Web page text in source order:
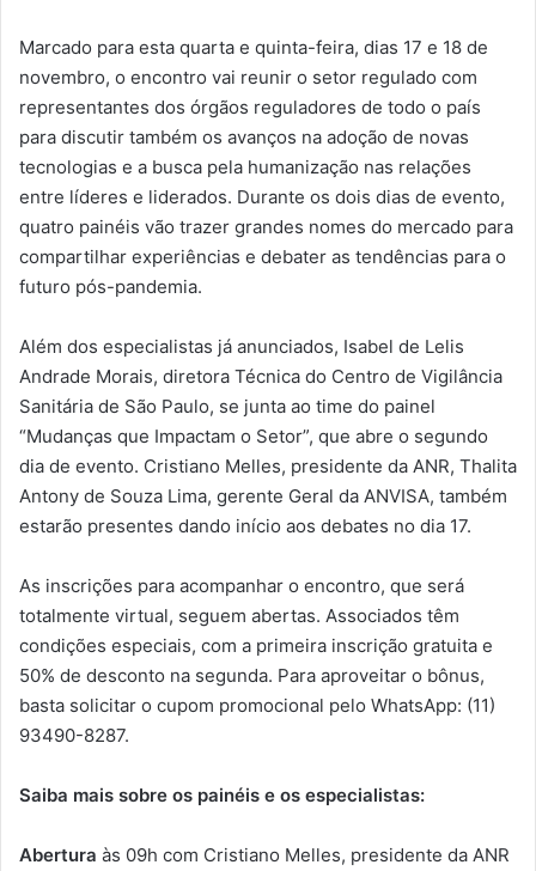
Marcado para esta quarta e quinta-feira, dias 17 e 18 de
novembro, o encontro vai reunir o setor regulado com
representantes dos órgãos reguladores de todo o país
para discutir também os avanços na adoção de novas
tecnologias e a busca pela humanização nas relações
entre líderes e liderados. Durante os dois dias de evento,
quatro painéis vão trazer grandes nomes do mercado para
compartilhar experiências e debater as tendências para o
futuro pós-pandemia.
Além dos especialistas já anunciados, Isabel de Lelis
Andrade Morais, diretora Técnica do Centro de Vigilância
Sanitária de São Paulo, se junta ao time do painel
“Mudanças que Impactam o Setor”, que abre o segundo
dia de evento. Cristiano Melles, presidente da ANR, Thalita
Antony de Souza Lima, gerente Geral da ANVISA, também
estarão presentes dando início aos debates no dia 17.
As inscrições para acompanhar o encontro, que será
totalmente virtual, seguem abertas. Associados têm
condições especiais, com a primeira inscrição gratuita e
50% de desconto na segunda. Para aproveitar o bônus,
basta solicitar o cupom promocional pelo WhatsApp: (11)
93490-8287.
Saiba mais sobre os painéis e os especialistas:
Abertura às 09h com Cristiano Melles, presidente da ANR